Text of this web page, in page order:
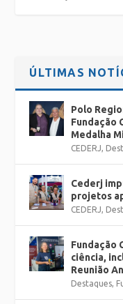
ÚLTIMAS
Polo
Fundação
Medalha
CEDERJ,
Cederj
projetos
CEDERJ,
Fundação
ciência,
Reunião
Destaques,